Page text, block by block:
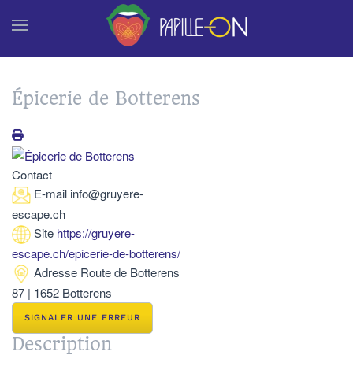
Épicerie de Botterens
Contact
E-mail info@gruyere-
escape.ch
Site https://gruyere-
escape.ch/epicerie-de-botterens/
Adresse Route de Botterens
87 | 1652 Botterens
SIGNALER UNE ERREUR
Description